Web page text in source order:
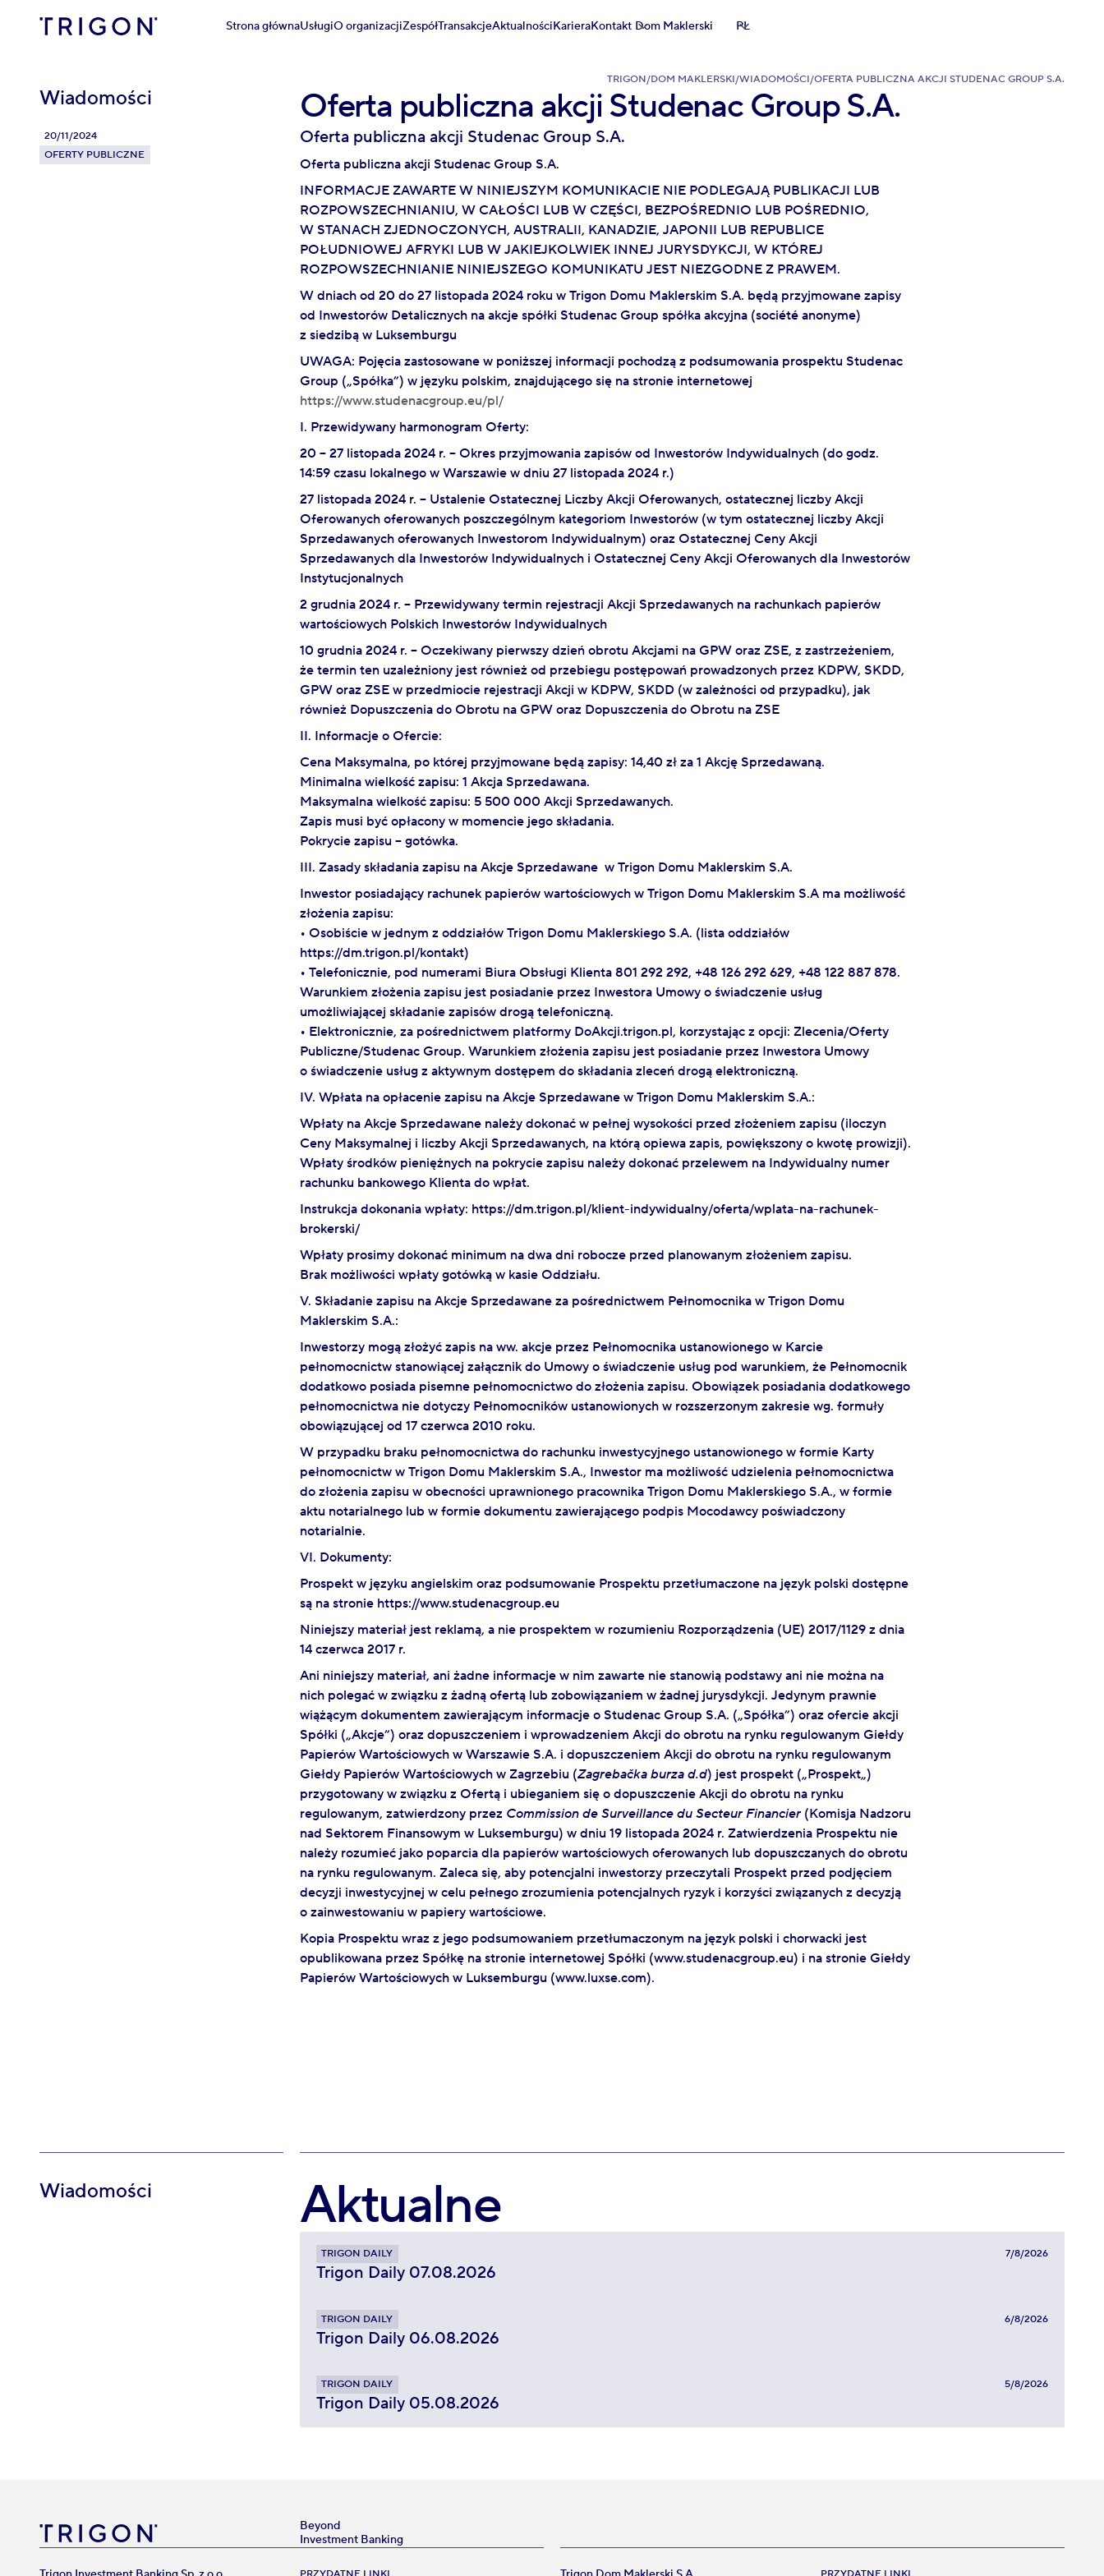
Strona głównaUsługiO organizacjiZespółTransakcjeAktualnościKarieraKontakt Dom Maklerski PL
TRIGON/DOM MAKLERSKI/WIADOMOŚCI/OFERTA PUBLICZNA AKCJI STUDENAC GROUP S.A.
Wiadomości Oferta publiczna akcji Studenac Group S.A.
20/11/2024
OFERTY PUBLICZNE
Oferta publiczna akcji Studenac Group S.A.
Oferta publiczna akcji Studenac Group S.A.
INFORMACJE ZAWARTE W NINIEJSZYM KOMUNIKACIE NIE PODLEGAJĄ PUBLIKACJI LUB
ROZPOWSZECHNIANIU, W CAŁOŚCI LUB W CZĘŚCI, BEZPOŚREDNIO LUB POŚREDNIO,
W STANACH ZJEDNOCZONYCH, AUSTRALII, KANADZIE, JAPONII LUB REPUBLICE
POŁUDNIOWEJ AFRYKI LUB W JAKIEJKOLWIEK INNEJ JURYSDYKCJI, W KTÓREJ
ROZPOWSZECHNIANIE NINIEJSZEGO KOMUNIKATU JEST NIEZGODNE Z PRAWEM.
W dniach od 20 do 27 listopada 2024 roku w Trigon Domu Maklerskim S.A. będą przyjmowane zapisy
od Inwestorów Detalicznych na akcje spółki Studenac Group spółka akcyjna (société anonyme)
z siedzibą w Luksemburgu
UWAGA: Pojęcia zastosowane w poniższej informacji pochodzą z podsumowania prospektu Studenac
Group („Spółka”) w języku polskim, znajdującego się na stronie internetowej
https://www.studenacgroup.eu/pl/
I. Przewidywany harmonogram Oferty:
20 – 27 listopada 2024 r. – Okres przyjmowania zapisów od Inwestorów Indywidualnych (do godz.
14:59 czasu lokalnego w Warszawie w dniu 27 listopada 2024 r.)
27 listopada 2024 r. – Ustalenie Ostatecznej Liczby Akcji Oferowanych, ostatecznej liczby Akcji
Oferowanych oferowanych poszczególnym kategoriom Inwestorów (w tym ostatecznej liczby Akcji
Sprzedawanych oferowanych Inwestorom Indywidualnym) oraz Ostatecznej Ceny Akcji
Sprzedawanych dla Inwestorów Indywidualnych i Ostatecznej Ceny Akcji Oferowanych dla Inwestorów
Instytucjonalnych
2 grudnia 2024 r. – Przewidywany termin rejestracji Akcji Sprzedawanych na rachunkach papierów
wartościowych Polskich Inwestorów Indywidualnych
10 grudnia 2024 r. – Oczekiwany pierwszy dzień obrotu Akcjami na GPW oraz ZSE, z zastrzeżeniem,
że termin ten uzależniony jest również od przebiegu postępowań prowadzonych przez KDPW, SKDD,
GPW oraz ZSE w przedmiocie rejestracji Akcji w KDPW, SKDD (w zależności od przypadku), jak
również Dopuszczenia do Obrotu na GPW oraz Dopuszczenia do Obrotu na ZSE
II. Informacje o Ofercie:
Cena Maksymalna, po której przyjmowane będą zapisy: 14,40 zł za 1 Akcję Sprzedawaną.
Minimalna wielkość zapisu: 1 Akcja Sprzedawana.
Maksymalna wielkość zapisu: 5 500 000 Akcji Sprzedawanych.
Zapis musi być opłacony w momencie jego składania.
Pokrycie zapisu – gotówka.
III. Zasady składania zapisu na Akcje Sprzedawane w Trigon Domu Maklerskim S.A.
Inwestor posiadający rachunek papierów wartościowych w Trigon Domu Maklerskim S.A ma możliwość
złożenia zapisu:
• Osobiście w jednym z oddziałów Trigon Domu Maklerskiego S.A. (lista oddziałów
https://dm.trigon.pl/kontakt)
• Telefonicznie, pod numerami Biura Obsługi Klienta 801 292 292, +48 126 292 629, +48 122 887 878.
Warunkiem złożenia zapisu jest posiadanie przez Inwestora Umowy o świadczenie usług
umożliwiającej składanie zapisów drogą telefoniczną.
• Elektronicznie, za pośrednictwem platformy DoAkcji.trigon.pl, korzystając z opcji: Zlecenia/Oferty
Publiczne/Studenac Group. Warunkiem złożenia zapisu jest posiadanie przez Inwestora Umowy
o świadczenie usług z aktywnym dostępem do składania zleceń drogą elektroniczną.
IV. Wpłata na opłacenie zapisu na Akcje Sprzedawane w Trigon Domu Maklerskim S.A.:
Wpłaty na Akcje Sprzedawane należy dokonać w pełnej wysokości przed złożeniem zapisu (iloczyn
Ceny Maksymalnej i liczby Akcji Sprzedawanych, na którą opiewa zapis, powiększony o kwotę prowizji).
Wpłaty środków pieniężnych na pokrycie zapisu należy dokonać przelewem na Indywidualny numer
rachunku bankowego Klienta do wpłat.
Instrukcja dokonania wpłaty: https://dm.trigon.pl/klient-indywidualny/oferta/wplata-na-rachunek-
brokerski/
Wpłaty prosimy dokonać minimum na dwa dni robocze przed planowanym złożeniem zapisu.
Brak możliwości wpłaty gotówką w kasie Oddziału.
V. Składanie zapisu na Akcje Sprzedawane za pośrednictwem Pełnomocnika w Trigon Domu
Maklerskim S.A.:
Inwestorzy mogą złożyć zapis na ww. akcje przez Pełnomocnika ustanowionego w Karcie
pełnomocnictw stanowiącej załącznik do Umowy o świadczenie usług pod warunkiem, że Pełnomocnik
dodatkowo posiada pisemne pełnomocnictwo do złożenia zapisu. Obowiązek posiadania dodatkowego
pełnomocnictwa nie dotyczy Pełnomocników ustanowionych w rozszerzonym zakresie wg. formuły
obowiązującej od 17 czerwca 2010 roku.
W przypadku braku pełnomocnictwa do rachunku inwestycyjnego ustanowionego w formie Karty
pełnomocnictw w Trigon Domu Maklerskim S.A., Inwestor ma możliwość udzielenia pełnomocnictwa
do złożenia zapisu w obecności uprawnionego pracownika Trigon Domu Maklerskiego S.A., w formie
aktu notarialnego lub w formie dokumentu zawierającego podpis Mocodawcy poświadczony
notarialnie.
VI. Dokumenty:
Prospekt w języku angielskim oraz podsumowanie Prospektu przetłumaczone na język polski dostępne
są na stronie https://www.studenacgroup.eu
Niniejszy materiał jest reklamą, a nie prospektem w rozumieniu Rozporządzenia (UE) 2017/1129 z dnia
14 czerwca 2017 r.
Ani niniejszy materiał, ani żadne informacje w nim zawarte nie stanowią podstawy ani nie można na
nich polegać w związku z żadną ofertą lub zobowiązaniem w żadnej jurysdykcji. Jedynym prawnie
wiążącym dokumentem zawierającym informacje o Studenac Group S.A. („Spółka”) oraz ofercie akcji
Spółki („Akcje”) oraz dopuszczeniem i wprowadzeniem Akcji do obrotu na rynku regulowanym Giełdy
Papierów Wartościowych w Warszawie S.A. i dopuszczeniem Akcji do obrotu na rynku regulowanym
Giełdy Papierów Wartościowych w Zagrzebiu (Zagrebačka burza d.d) jest prospekt („Prospekt„)
przygotowany w związku z Ofertą i ubieganiem się o dopuszczenie Akcji do obrotu na rynku
regulowanym, zatwierdzony przez Commission de Surveillance du Secteur Financier(Komisja Nadzoru
nad Sektorem Finansowym w Luksemburgu) w dniu 19 listopada 2024 r. Zatwierdzenia Prospektu nie
należy rozumieć jako poparcia dla papierów wartościowych oferowanych lub dopuszczanych do obrotu
na rynku regulowanym. Zaleca się, aby potencjalni inwestorzy przeczytali Prospekt przed podjęciem
decyzji inwestycyjnej w celu pełnego zrozumienia potencjalnych ryzyk i korzyści związanych z decyzją
o zainwestowaniu w papiery wartościowe.
Kopia Prospektu wraz z jego podsumowaniem przetłumaczonym na język polski i chorwacki jest
opublikowana przez Spółkę na stronie internetowej Spółki (www.studenacgroup.eu) i na stronie Giełdy
Papierów Wartościowych w Luksemburgu (www.luxse.com).
Wiadomości Aktualne
TRIGON DAILY 7/8/2026
Trigon Daily 07.08.2026
TRIGON DAILY 6/8/2026
Trigon Daily 06.08.2026
TRIGON DAILY 5/8/2026
Trigon Daily 05.08.2026
Beyond
Investment Banking